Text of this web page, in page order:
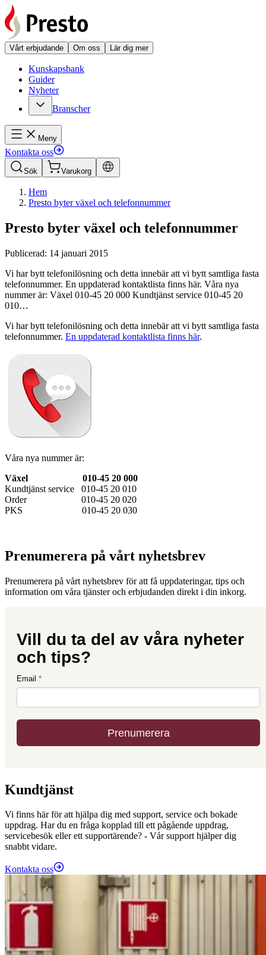
Vårt erbjudande Om oss Lär dig mer
Kunskapsbank
Guider
Nyheter
Branscher
Meny
Kontakta oss
Sök Varukorg
Hem
Presto byter växel och telefonnummer
Presto byter växel och telefonnummer
Publicerad: 14 januari 2015
Vi har bytt telefonilösning och detta innebär att vi bytt samtliga fasta
telefonnummer. En uppdaterad kontaktlista finns här. Våra nya
nummer är: Växel 010-45 20 000 Kundtjänst service 010-45 20
010…
Vi har bytt telefonilösning och detta innebär att vi bytt samtliga fasta
telefonnummer. En uppdaterad kontaktlista finns här.
Våra nya nummer är:
Växel 010-45 20 000
Kundtjänst service 010-45 20 010
Order 010-45 20 020
PKS 010-45 20 030
Prenumerera på vårt nyhetsbrev
Prenumerera på vårt nyhetsbrev för att få uppdateringar, tips och
information om våra tjänster och erbjudanden direkt i din inkorg.
Kundtjänst
Vi finns här för att hjälpa dig med support, service och bokade
uppdrag. Har du en fråga kopplad till ett pågående uppdrag,
servicebesök eller ett supportärende? - Vår support hjälper dig
snabbt vidare.
Kontakta oss